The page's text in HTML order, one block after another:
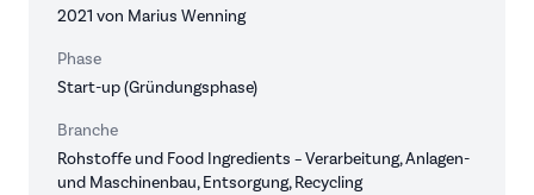
2021 von Marius Wenning
Phase
Start-up (Gründungsphase)
Branche
Rohstoffe und Food Ingredients – Verarbeitung, Anlagen-
und Maschinenbau, Entsorgung, Recycling